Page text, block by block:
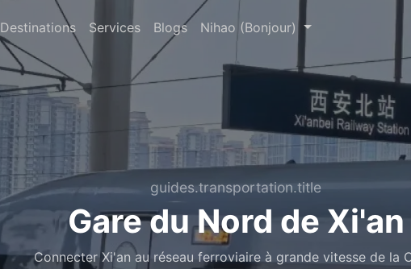
Destinations Services Blogs Nihao (Bonjour)
guides.transportation.title
Gare du Nord de Xi'an
Connecter Xi'an au réseau ferroviaire à grande vitesse de la